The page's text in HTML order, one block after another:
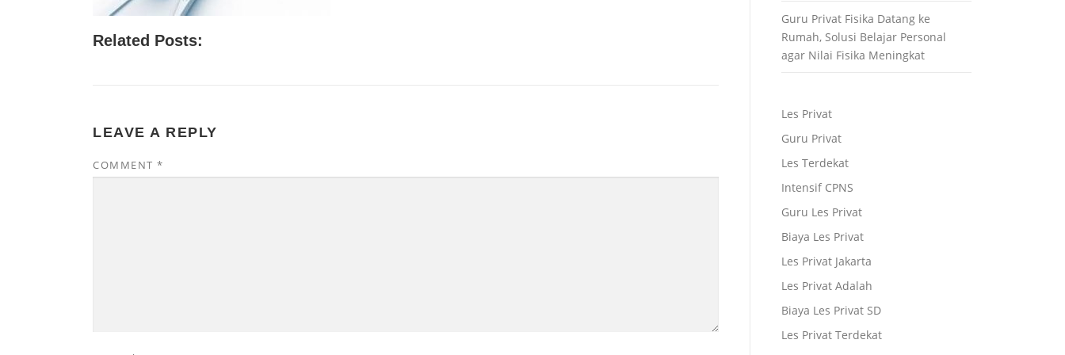
Related Posts:
LEAVE A REPLY
COMMENT *
Guru Privat Fisika Datang ke
Rumah, Solusi Belajar Personal
agar Nilai Fisika Meningkat
Les Privat
Guru Privat
Les Terdekat
Intensif CPNS
Guru Les Privat
Biaya Les Privat
Les Privat Jakarta
Les Privat Adalah
Biaya Les Privat SD
Les Privat Terdekat